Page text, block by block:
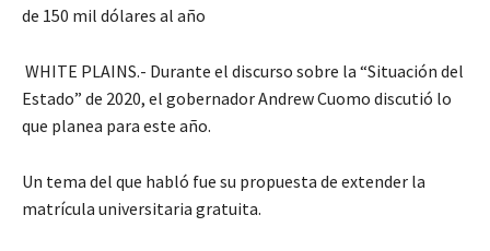
de 150 mil dólares al año
WHITE PLAINS.- Durante el discurso sobre la “Situación del
Estado” de 2020, el gobernador Andrew Cuomo discutió lo
que planea para este año.
Un tema del que habló fue su propuesta de extender la
matrícula universitaria gratuita.